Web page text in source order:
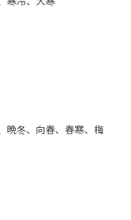
晩冬、向春、春寒、梅